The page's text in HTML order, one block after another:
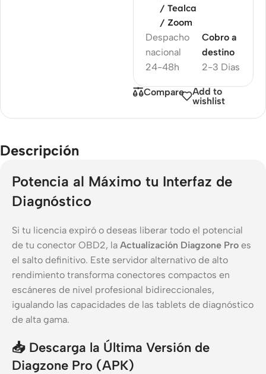
/ Tealca
/ Zoom
Despacho
nacional
24-48h
2-3 Dias
Cobro a
destino
Compare
Add to
wishlist
Descripción
Potencia al Máximo tu Interfaz de
Diagnóstico
Si tu licencia expiró o deseas liberar todo el potencial
de tu conector OBD2, la Actualización Diagzone Pro es
el salto definitivo. Este servidor alternativo de alto
rendimiento transforma conectores compactos en
escáneres de nivel profesional bidireccionales,
igualando las capacidades de las tablets de diagnóstico
de alta gama.
📥 Descarga la Última Versión de
Diagzone Pro (APK)